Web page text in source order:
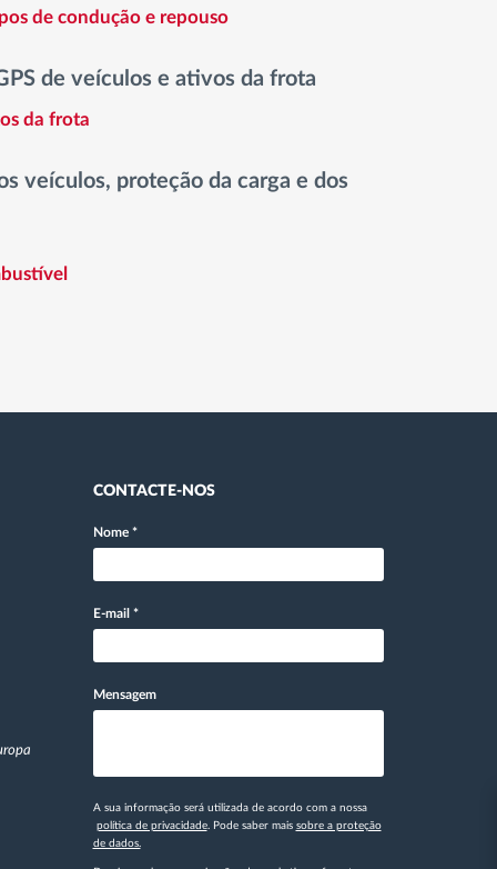
de condução e repouso
de veículos e ativos da frota
da frota
veículos, proteção da carga e dos
CONTACTE-NOS
Nome *
E-mail *
Mensagem
A sua informação será utilizada de acordo com a nossa
política de privacidade. Pode saber mais sobre a proteção
de dados.